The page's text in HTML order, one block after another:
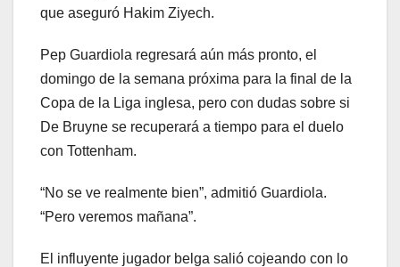
que aseguró Hakim Ziyech.
Pep Guardiola regresará aún más pronto, el
domingo de la semana próxima para la final de la
Copa de la Liga inglesa, pero con dudas sobre si
De Bruyne se recuperará a tiempo para el duelo
con Tottenham.
“No se ve realmente bien”, admitió Guardiola.
“Pero veremos mañana”.
El influyente jugador belga salió cojeando con lo